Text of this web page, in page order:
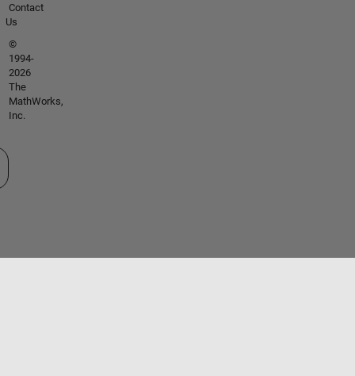
Contact
Us
©
1994-
2026
The
MathWorks,
Inc.